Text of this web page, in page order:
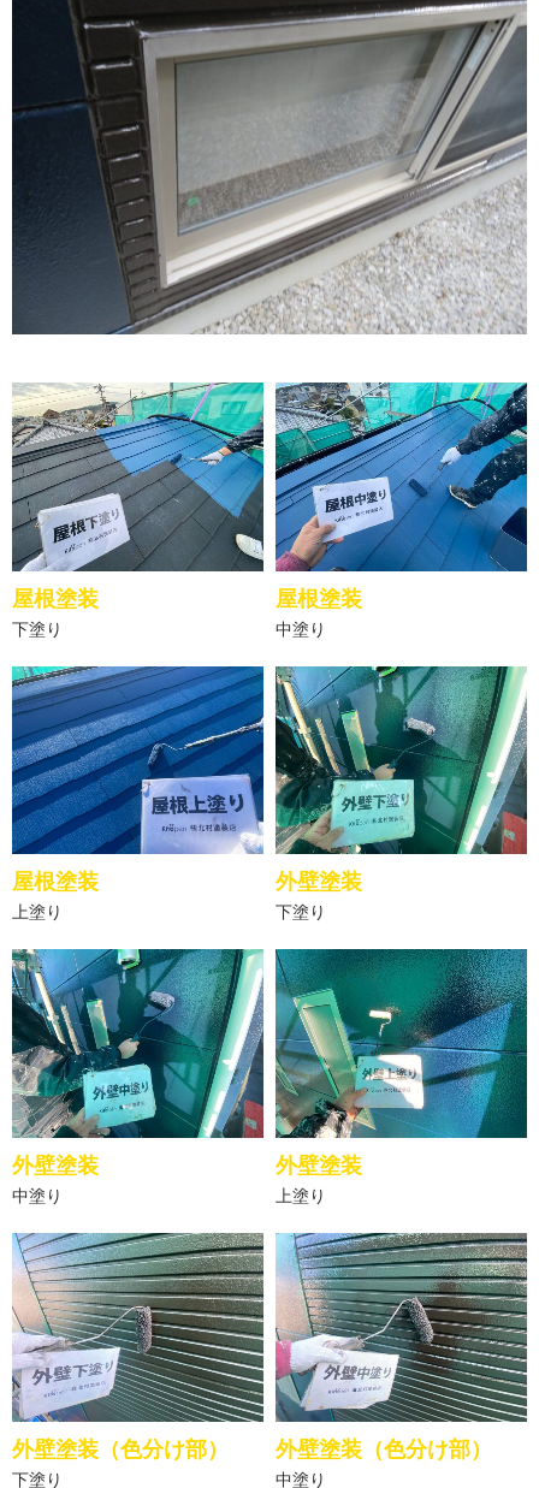
屋根塗装
下塗り
屋根塗装
中塗り
屋根塗装
上塗り
外壁塗装
下塗り
外壁塗装
中塗り
外壁塗装
上塗り
外壁塗装（色分け部）
下塗り
外壁塗装（色分け部）
中塗り